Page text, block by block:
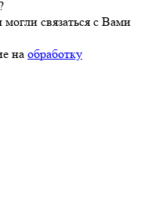
связаться с Вами
на обработку